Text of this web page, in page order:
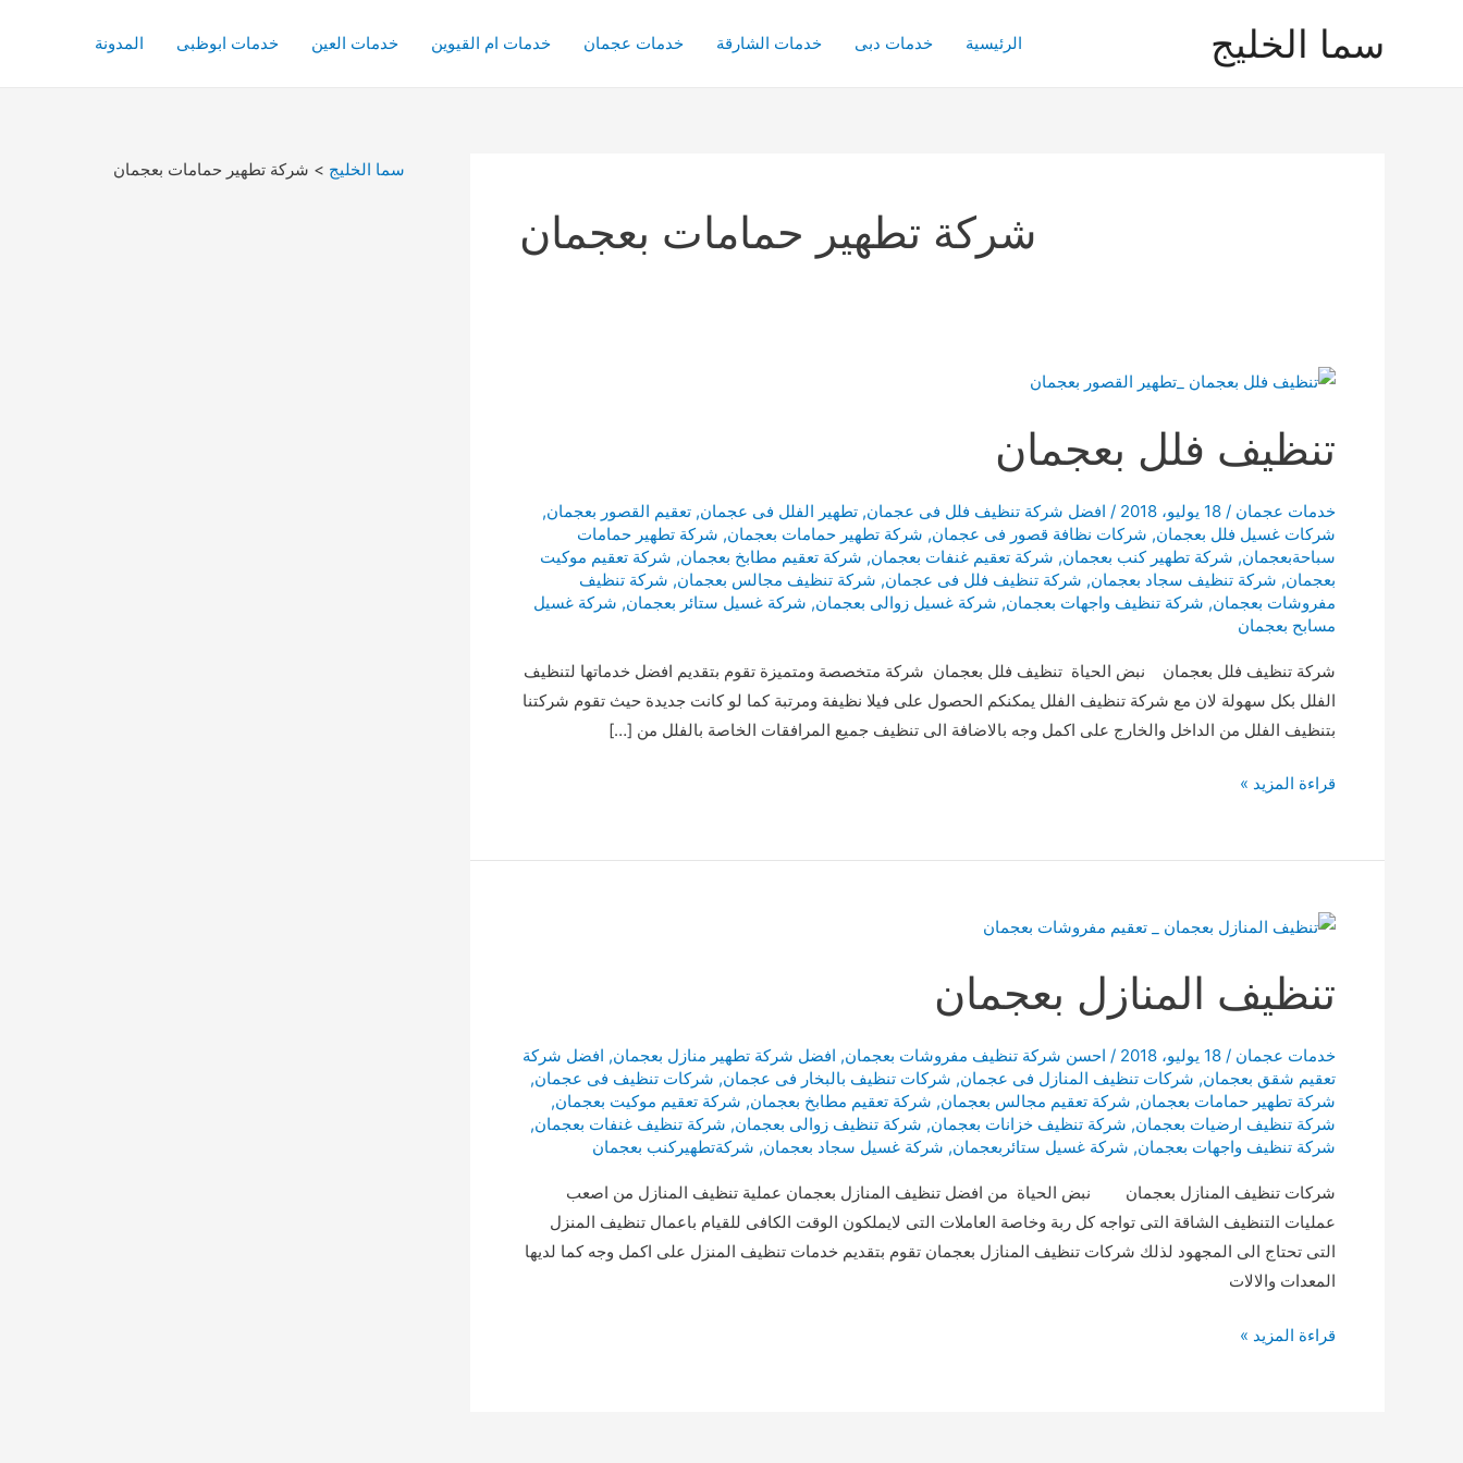
سما الخليج الرئيسية خدمات دبى خدمات الشارقة خدمات عجمان خدمات ام القيوين خدمات العين خدمات ابوظبى المدونة
شركة تطهير حمامات بعجمان
تنظيف فلل بعجمان
خدمات عجمان / 18 يوليو، 2018 / افضل شركة تنظيف فلل فى عجمان, تطهير الفلل فى عجمان, تعقيم القصور بعجمان,
شركات غسيل فلل بعجمان, شركات نظافة قصور فى عجمان, شركة تطهير حمامات بعجمان, شركة تطهير حمامات
سباحةبعجمان, شركة تطهير كنب بعجمان, شركة تعقيم غنفات بعجمان, شركة تعقيم مطابخ بعجمان, شركة تعقيم موكيت
بعجمان, شركة تنظيف سجاد بعجمان, شركة تنظيف فلل فى عجمان, شركة تنظيف مجالس بعجمان, شركة تنظيف
مفروشات بعجمان, شركة تنظيف واجهات بعجمان, شركة غسيل زوالى بعجمان, شركة غسيل ستائر بعجمان, شركة غسيل
مسابح بعجمان
شركة تنظيف فلل بعجمان نبض الحياة تنظيف فلل بعجمان شركة متخصصة ومتميزة تقوم بتقديم افضل خدماتها لتنظيف
الفلل بكل سهولة لان مع شركة تنظيف الفلل يمكنكم الحصول على فيلا نظيفة ومرتبة كما لو كانت جديدة حيث تقوم شركتنا
بتنظيف الفلل من الداخل والخارج على اكمل وجه بالاضافة الى تنظيف جميع المرافقات الخاصة بالفلل من […]
تنظيف
قراءة المزيد »
تنظيف المنازل بعجمان
خدمات عجمان / 18 يوليو، 2018 / احسن شركة تنظيف مفروشات بعجمان, افضل شركة تطهير منازل بعجمان, افضل شركة
تعقيم شقق بعجمان, شركات تنظيف المنازل فى عجمان, شركات تنظيف بالبخار فى عجمان, شركات تنظيف فى عجمان,
شركة تطهير حمامات بعجمان, شركة تعقيم مجالس بعجمان, شركة تعقيم مطابخ بعجمان, شركة تعقيم موكيت بعجمان,
شركة تنظيف ارضيات بعجمان, شركة تنظيف خزانات بعجمان, شركة تنظيف زوالى بعجمان, شركة تنظيف غنفات بعجمان,
شركة تنظيف واجهات بعجمان, شركة غسيل ستائربعجمان, شركة غسيل سجاد بعجمان, شركةتطهيركنب بعجمان
شركات تنظيف المنازل بعجمان نبض الحياة من افضل تنظيف المنازل بعجمان عملية تنظيف المنازل من اصعب
عمليات التنظيف الشاقة التى تواجه كل ربة وخاصة العاملات التى لايملكون الوقت الكافى للقيام باعمال تنظيف المنزل
التى تحتاج الى المجهود لذلك شركات تنظيف المنازل بعجمان تقوم بتقديم خدمات تنظيف المنزل على اكمل وجه كما لديها
المعدات والالات
تنظيف
قراءة المزيد »
سما الخليج > شركة تطهير حمامات بعجمان